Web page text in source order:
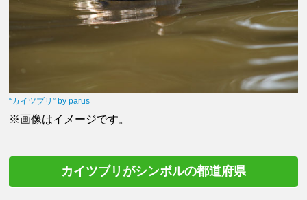
“カイツブリ” by parus
※画像はイメージです。
カイツブリがシンボルの都道府県